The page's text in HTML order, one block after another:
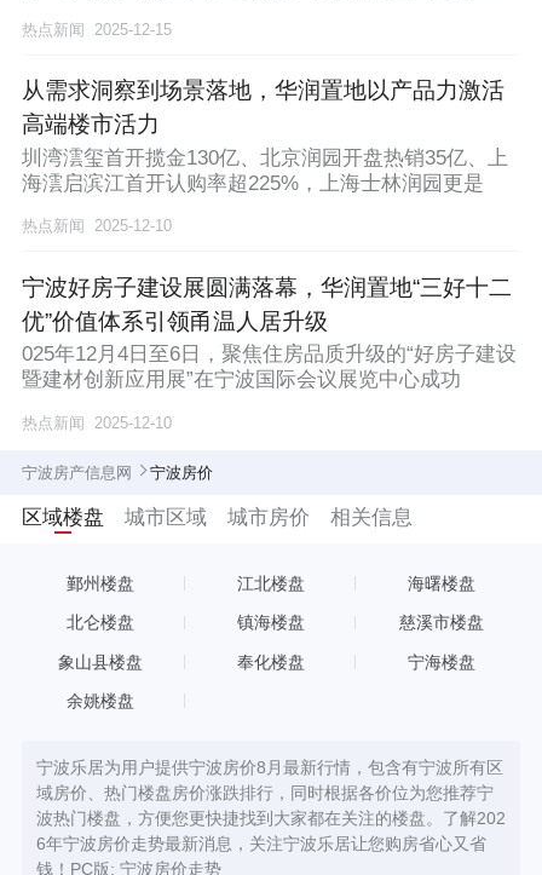
热点新闻 2025-12-15
从需求洞察到场景落地，华润置地以产品力激活
高端楼市活力
圳湾澐玺首开揽金130亿、北京润园开盘热销35亿、上
海澐启滨江首开认购率超225%，上海士林润园更是
热点新闻 2025-12-10
宁波好房子建设展圆满落幕，华润置地“三好十二
优”价值体系引领甬温人居升级
025年12月4日至6日，聚焦住房品质升级的“好房子建设
暨建材创新应用展”在宁波国际会议展览中心成功
热点新闻 2025-12-10
宁波房产信息网 宁波房价
区域楼盘 城市区域 城市房价 相关信息
鄞州楼盘 江北楼盘 海曙楼盘
北仑楼盘 镇海楼盘 慈溪市楼盘
象山县楼盘 奉化楼盘 宁海楼盘
余姚楼盘
宁波乐居为用户提供宁波房价8月最新行情，包含有宁波所有区
域房价、热门楼盘房价涨跌排行，同时根据各价位为您推荐宁
波热门楼盘，方便您更快捷找到大家都在关注的楼盘。了解202
6年宁波房价走势最新消息，关注宁波乐居让您购房省心又省
钱！PC版: 宁波房价走势